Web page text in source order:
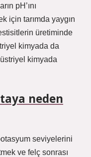
pH’ını
için tarımda yaygın
üretiminde
kimyada da
kimyada
neden
seviyelerini
ve felç sonrası